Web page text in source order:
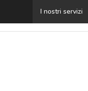
I nostri servizi
Data breach e